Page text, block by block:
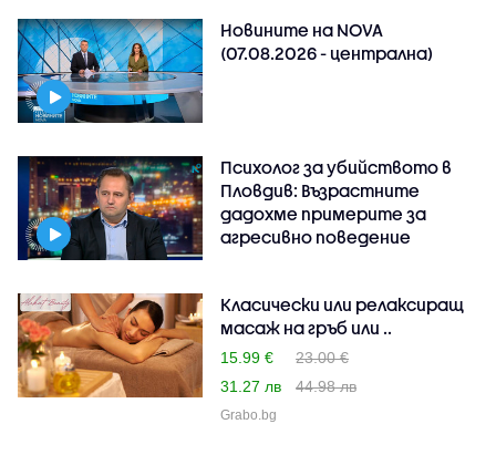
Новините на NOVA
(07.08.2026 - централна)
Психолог за убийството в
Пловдив: Възрастните
дадохме примерите за
агресивно поведение
Класически или релаксиращ
масаж на гръб или ..
15.99 €
23.00 €
31.27 лв
44.98 лв
Grabo.bg